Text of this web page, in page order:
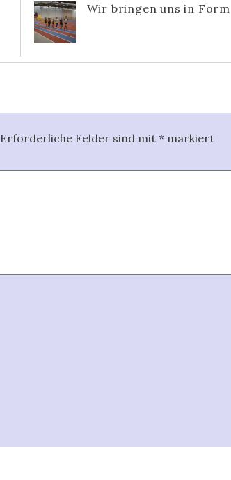
Wir bringen uns in Form
Erforderliche Felder sind mit* markiert